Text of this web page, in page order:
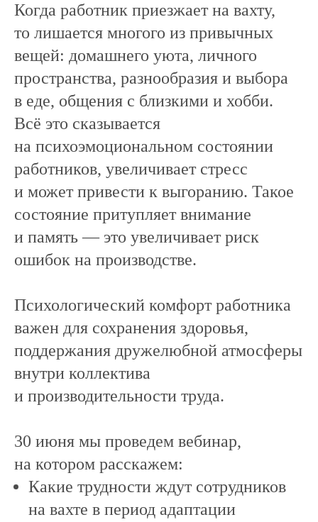
Когда работник приезжает на вахту,
то лишается многого из привычных
вещей: домашнего уюта, личного
пространства, разнообразия и выбора
в еде, общения с близкими и хобби.
Всё это сказывается
на психоэмоциональном состоянии
работников, увеличивает стресс
и может привести к выгоранию. Такое
состояние притупляет внимание
и память — это увеличивает риск
ошибок на производстве.
Психологический комфорт работника
важен для сохранения здоровья,
поддержания дружелюбной атмосферы
внутри коллектива
и производительности труда.
30 июня мы проведем вебинар,
на котором расскажем:
Какие трудности ждут сотрудников
на вахте в период адаптации